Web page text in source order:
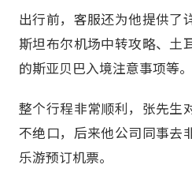
出行前，客服还为他提供了
斯坦布尔机场中转攻略、土
的斯亚贝巴入境注意事项等。
整个行程非常顺利，张先生
不绝口，后来他公司同事去
乐游预订机票。